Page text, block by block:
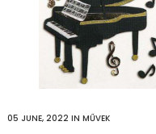
05 JUNE, 2022 IN MŰVEK